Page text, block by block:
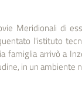
Meridionali di
l'istituto
famiglia arrivò a
in un ambiente